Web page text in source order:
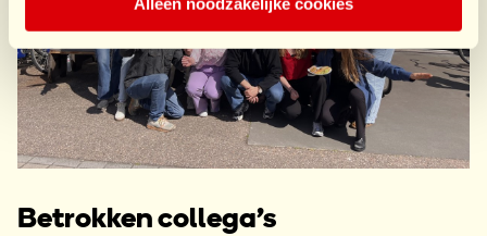
Betrokken collega’s